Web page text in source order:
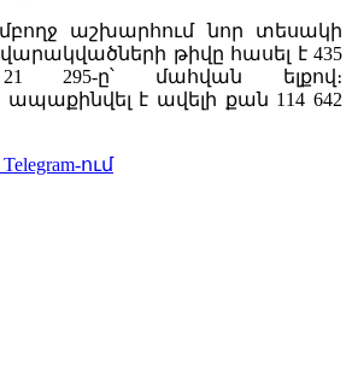
աշխարհում նոր տեսակի
թիվը հասել է 435
295-ը՝ մահվան ելքով։
ապաքինվել է ավելի քան 114 642
ում